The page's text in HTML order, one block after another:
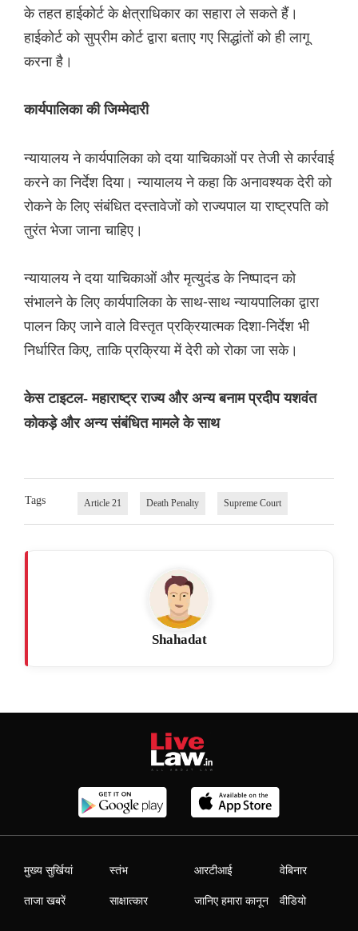
के तहत हाईकोर्ट के क्षेत्राधिकार का सहारा ले सकते हैं।
हाईकोर्ट को सुप्रीम कोर्ट द्वारा बताए गए सिद्धांतों को ही लागू
करना है।
कार्यपालिका की जिम्मेदारी
न्यायालय ने कार्यपालिका को दया याचिकाओं पर तेजी से कार्रवाई
करने का निर्देश दिया। न्यायालय ने कहा कि अनावश्यक देरी को
रोकने के लिए संबंधित दस्तावेजों को राज्यपाल या राष्ट्रपति को
तुरंत भेजा जाना चाहिए।
न्यायालय ने दया याचिकाओं और मृत्युदंड के निष्पादन को
संभालने के लिए कार्यपालिका के साथ-साथ न्यायपालिका द्वारा
पालन किए जाने वाले विस्तृत प्रक्रियात्मक दिशा-निर्देश भी
निर्धारित किए, ताकि प्रक्रिया में देरी को रोका जा सके।
केस टाइटल- महाराष्ट्र राज्य और अन्य बनाम प्रदीप यशवंत
कोकड़े और अन्य संबंधित मामले के साथ
Tags Article 21 Death Penalty Supreme Court
Shahadat
मुख्य सुर्खियां
ताजा खबरें
स्तंभ
साक्षात्कार
आरटीआई
जानिए हमारा कानून
वेबिनार
वीडियो